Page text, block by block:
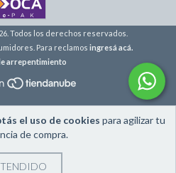
el uso de cookies para agilizar tu
de compra.
Todos los derechos reservados.
Para reclamos ingresá acá.
arrepentimiento